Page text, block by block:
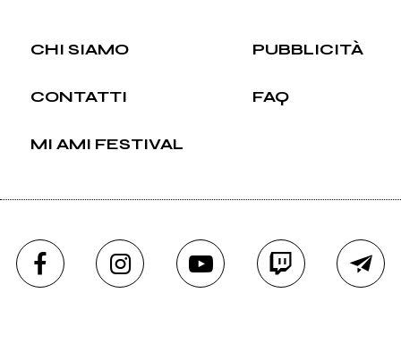
CHI SIAMO PUBBLICITÀ
CONTATTI FAQ
MI AMI FESTIVAL